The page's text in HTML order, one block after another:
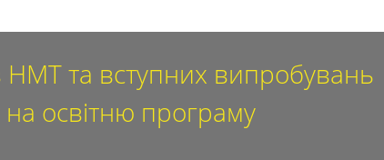
НМТ та вступних випробувань
на освітню програму